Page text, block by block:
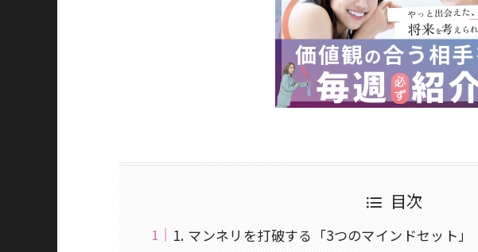
目次
1. マンネリを打破する「3つのマインドセット」